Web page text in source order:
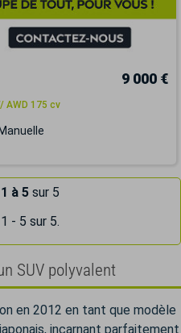
9 000 €
AWD 175 cv
Manuelle
1 à 5 sur 5
- 5 sur 5.
SUV polyvalent
en 2012 en tant que modèle
incarnant parfaitement